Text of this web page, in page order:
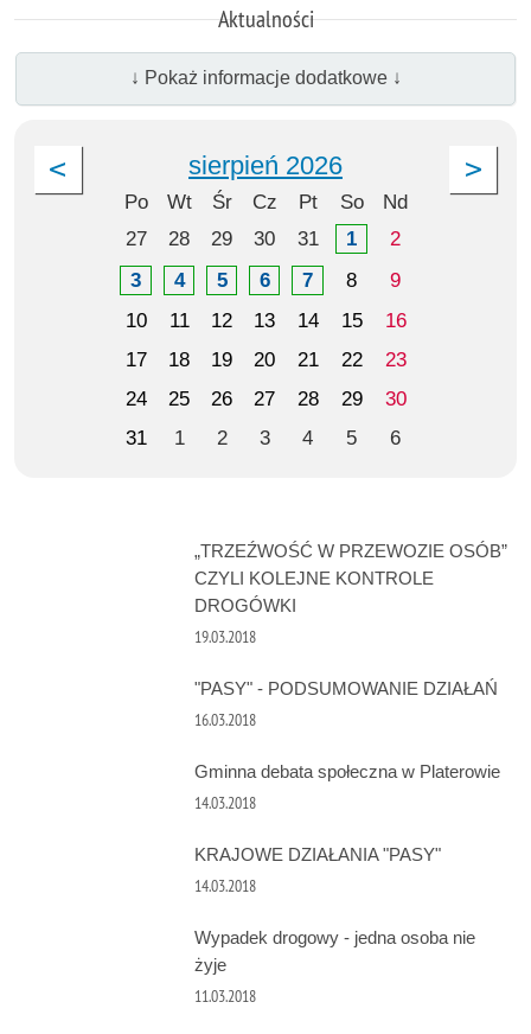
Aktualności
↓ Pokaż informacje dodatkowe ↓
sierpień 2026
Po Wt Śr Cz Pt So
Nd
27
28 29 30 31 1
2
3
4 5 6 7 8
9
10
11 12 13 14 15
16
17
18 19 20 21 22
23
24
25 26 27 28 29
30
31
1 2 3 4 5 6
„TRZEŹWOŚĆ W PRZEWOZIE OSÓB”
CZYLI KOLEJNE KONTROLE
DROGÓWKI
19.03.2018
"PASY" - PODSUMOWANIE DZIAŁAŃ
16.03.2018
Gminna debata społeczna w Platerowie
14.03.2018
KRAJOWE DZIAŁANIA "PASY"
14.03.2018
Wypadek drogowy - jedna osoba nie
żyje
11.03.2018